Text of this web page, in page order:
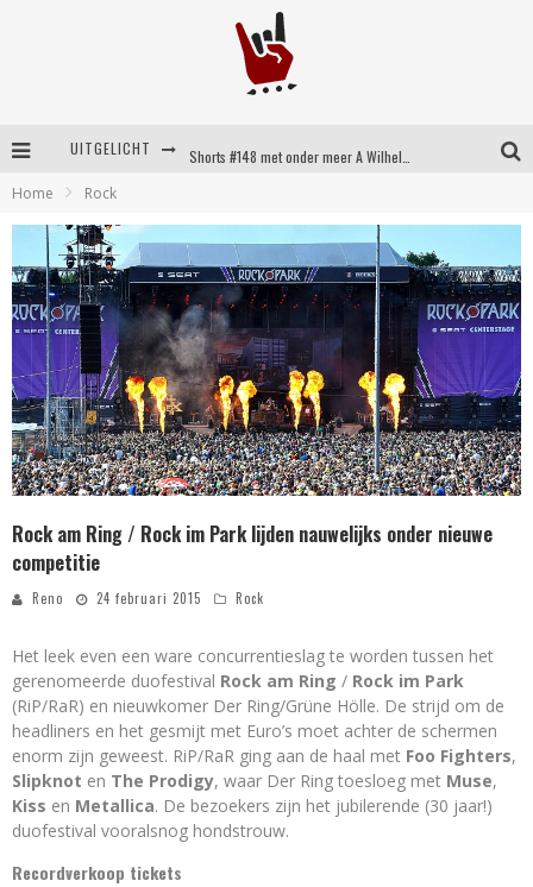
UITGELICHT
Shorts #149 met onder meer No Cure, Eva Under Fire, The Hu en Sleeping With Sirens
Home Rock
Rock am Ring / Rock im Park lijden nauwelijks onder nieuwe
competitie
Reno 24 februari 2015 Rock
Het leek even een ware concurrentieslag te worden tussen het
gerenomeerde duofestival Rock am Ring / Rock im Park
(RiP/RaR) en nieuwkomer Der Ring/Grüne Hölle. De strijd om de
headliners en het gesmijt met Euro’s moet achter de schermen
enorm zijn geweest. RiP/RaR ging aan de haal met Foo Fighters,
Slipknot en The Prodigy, waar Der Ring toesloeg met Muse,
Kiss en Metallica. De bezoekers zijn het jubilerende (30 jaar!)
duofestival vooralsnog hondstrouw.
Recordverkoop tickets